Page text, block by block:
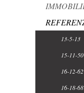
13-5-13
15-11-50
16-12-62
16-18-68